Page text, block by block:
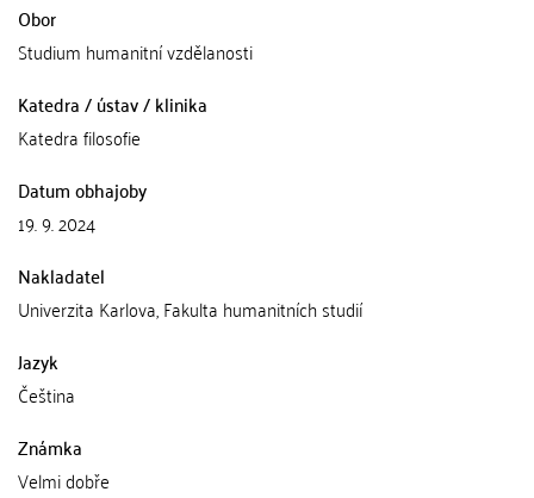
Obor
Studium humanitní vzdělanosti
Katedra / ústav / klinika
Katedra filosofie
Datum obhajoby
19. 9. 2024
Nakladatel
Univerzita Karlova, Fakulta humanitních studií
Jazyk
Čeština
Známka
Velmi dobře